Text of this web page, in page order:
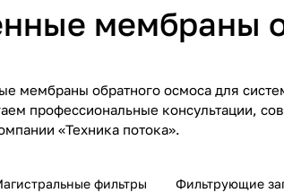
мембраны
мембраны обратного осмоса для
профессиональные консультации,
«Техника потока».
фильтры Фильтрующие